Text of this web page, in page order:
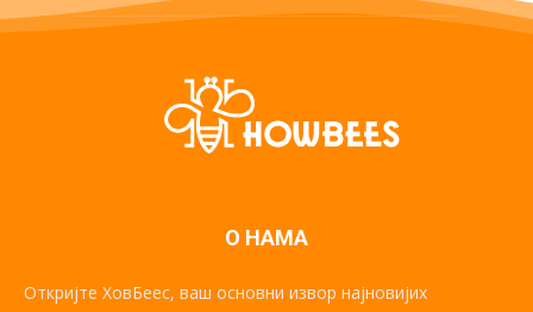
О НАМА
Откријте ХовБеес, ваш основни извор најновијих